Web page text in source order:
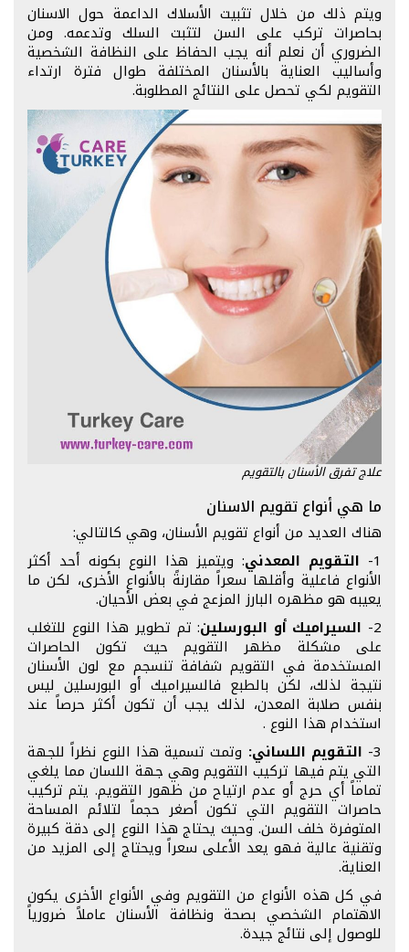
ويتم ذلك من خلال تثبيت الأسلاك الداعمة حول الاسنان
بحاصرات تركب على السن لتثبت السلك وتدعمه. ومن
الضروري أن نعلم أنه يجب الحفاظ على النظافة الشخصية
وأساليب العناية بالأسنان المختلفة طوال فترة ارتداء
التقويم لكي تحصل على النتائج المطلوبة.
علاج تفرق الأسنان بالتقويم
ما هي أنواع تقويم الاسنان
هناك العديد من أنواع تقويم الأسنان، وهي كالتالي:
1-
التقويم المعدني: ويتميز هذا النوع بكونه أحد أكثر
الأنواع فاعلية وأقلها سعراً مقارنةً بالأنواع الأخرى، لكن ما
يعيبه هو مظهره البارز المزعج في بعض الأحيان.
2- السيراميك أو البورسلين: تم تطوير هذا النوع للتغلب
على مشكلة مظهر التقويم حيث تكون الحاصرات
المستخدمة في التقويم شفافة تنسجم مع لون الأسنان
نتيجة لذلك، لكن بالطبع فالسيراميك أو البورسلين ليس
بنفس صلابة المعدن، لذلك يجب أن تكون أكثر حرصاً عند
استخدام هذا النوع .
3- التقويم اللساني: وتمت تسمية هذا النوع نظراً للجهة
التي يتم فيها تركيب التقويم وهي جهة اللسان مما يلغي
تماماً أي حرج أو عدم ارتياح من ظهور التقويم. يتم تركيب
حاصرات التقويم التي تكون أصغر حجماً لتلائم المساحة
المتوفرة خلف السن. وحيث يحتاج هذا النوع إلى دقة كبيرة
وتقنية عالية فهو يعد الأعلى سعراً ويحتاج إلى المزيد من
العناية.
في كل هذه الأنواع من التقويم وفي الأنواع الأخرى يكون
الاهتمام الشخصي بصحة ونظافة الأسنان عاملاً ضرورياً
للوصول إلى نتائج جيدة.